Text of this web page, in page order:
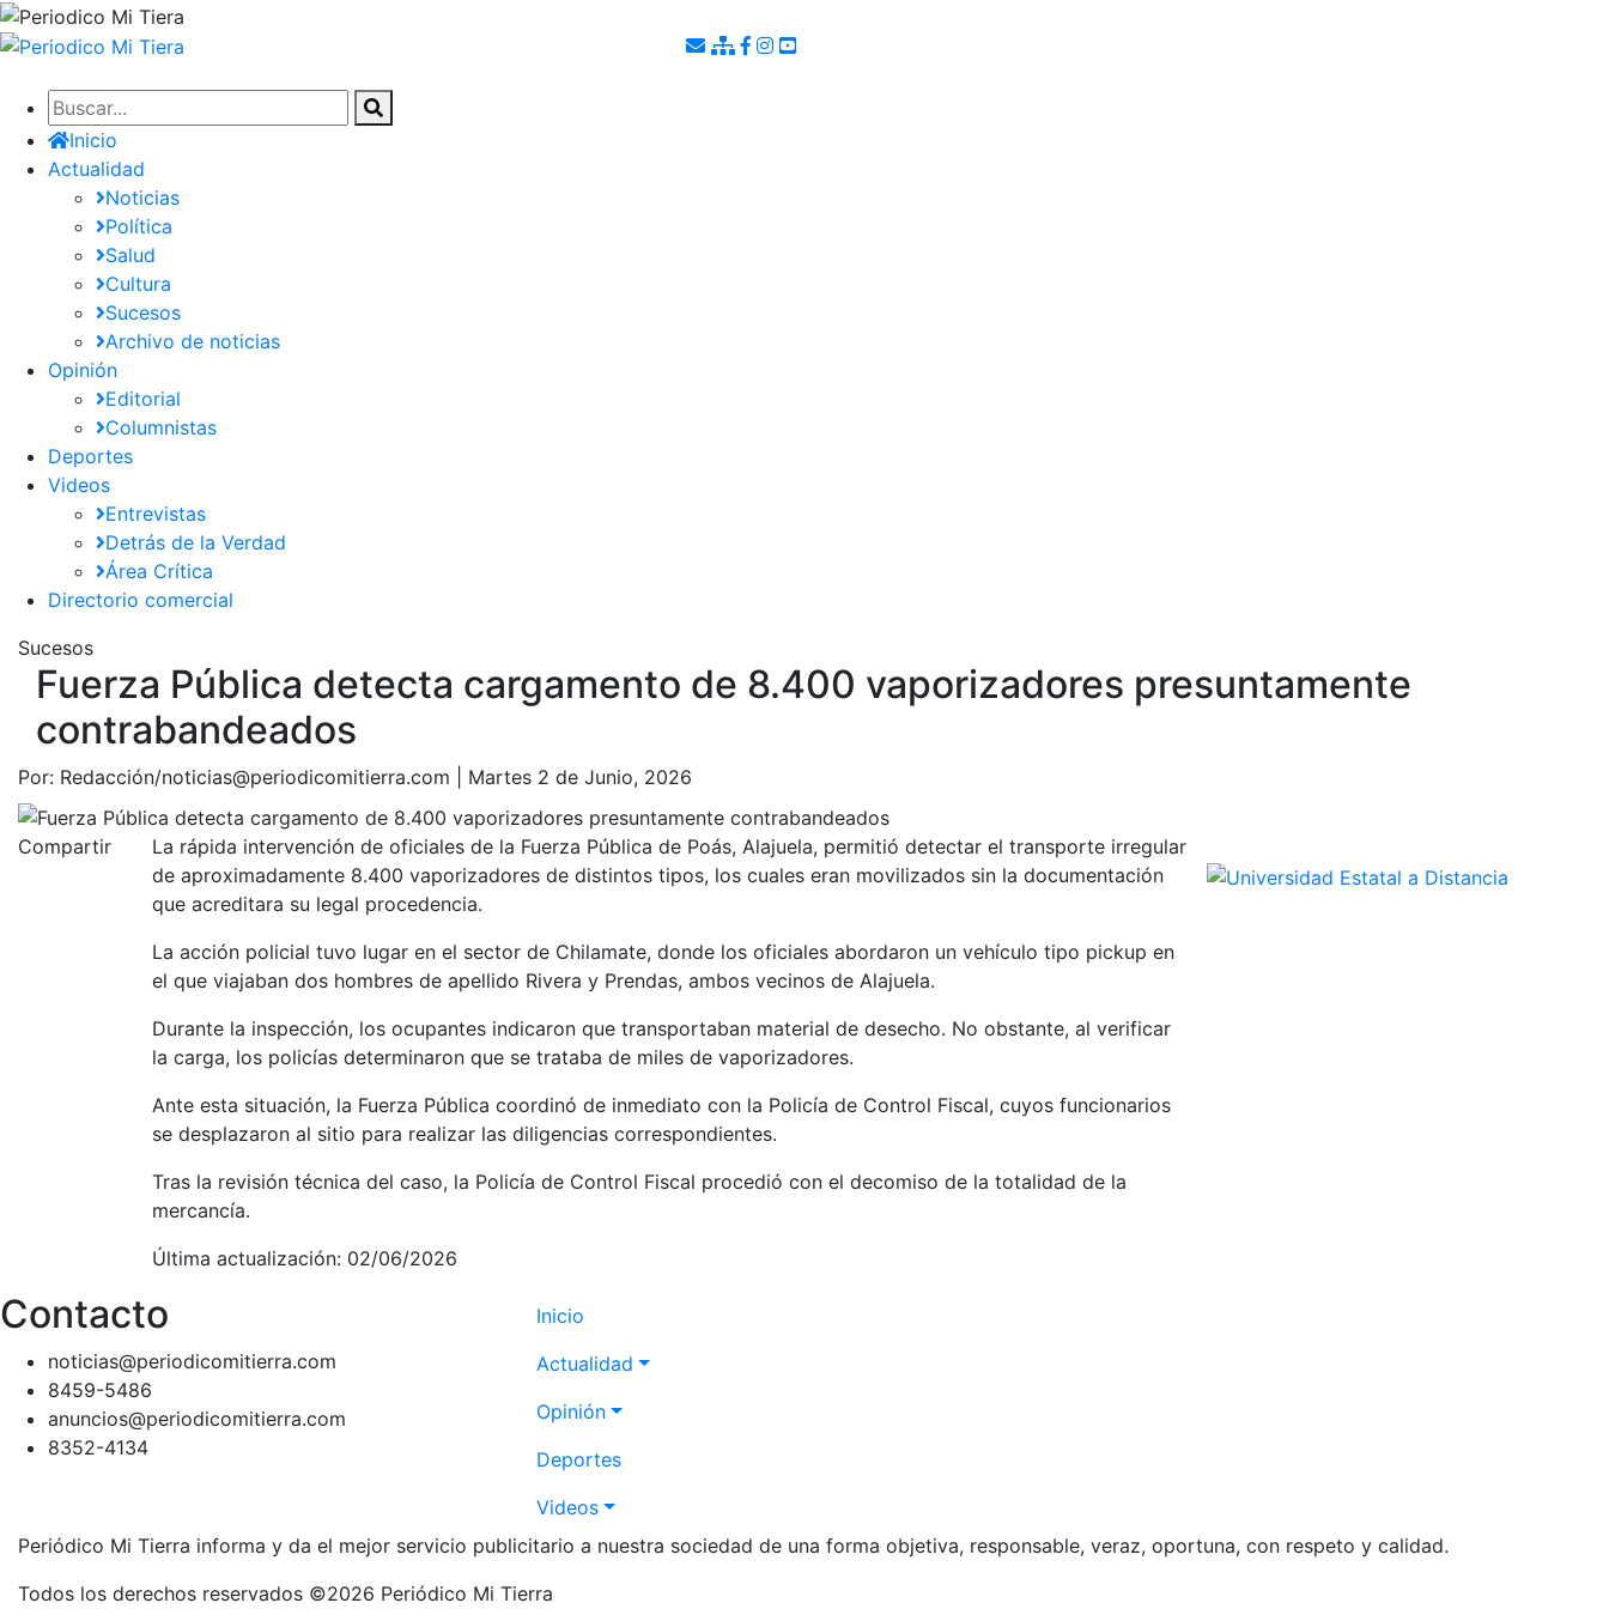
Pasar
al
principal
Inicio
Actualidad
Noticias
Política
Salud
Cultura
Sucesos
Archivo de noticias
Opinión
Editorial
Columnistas
Deportes
Videos
Entrevistas
Detrás de la Verdad
Área Crítica
Directorio comercial
Sucesos
Fuerza Pública detecta cargamento de 8.400 vaporizadores presuntamente
contrabandeados
Por: Redacción/noticias@periodicomitierra.com | Martes 2 de Junio, 2026
Compartir
La rápida intervención de oficiales de la Fuerza Pública de Poás, Alajuela, permitió detectar el transporte irregular
de aproximadamente 8.400 vaporizadores de distintos tipos, los cuales eran movilizados sin la documentación
que acreditara su legal procedencia.
La acción policial tuvo lugar en el sector de Chilamate, donde los oficiales abordaron un vehículo tipo pickup en
el que viajaban dos hombres de apellido Rivera y Prendas, ambos vecinos de Alajuela.
Durante la inspección, los ocupantes indicaron que transportaban material de desecho. No obstante, al verificar
la carga, los policías determinaron que se trataba de miles de vaporizadores.
Ante esta situación, la Fuerza Pública coordinó de inmediato con la Policía de Control Fiscal, cuyos funcionarios
se desplazaron al sitio para realizar las diligencias correspondientes.
Tras la revisión técnica del caso, la Policía de Control Fiscal procedió con el decomiso de la totalidad de la
mercancía.
Última actualización: 02/06/2026
Contacto
noticias@periodicomitierra.com
8459-5486
anuncios@periodicomitierra.com
8352-4134
Navegación
principal
Inicio
Actualidad
Opinión
Deportes
Videos
Periódico Mi Tierra informa y da el mejor servicio publicitario a nuestra sociedad de una forma objetiva, responsable, veraz, oportuna, con respeto y calidad.
Todos los derechos reservados ©2026 Periódico Mi Tierra